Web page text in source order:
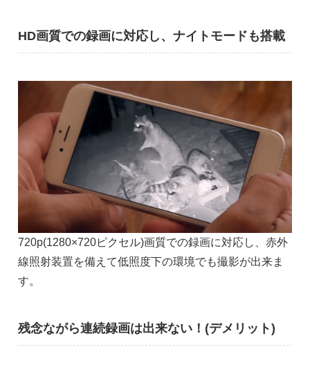
HD画質での録画に対応し、ナイトモードも搭載
720p(1280×720ピクセル)画質での録画に対応し、赤外
線照射装置を備えて低照度下の環境でも撮影が出来ま
す。
残念ながら連続録画は出来ない！(デメリット)